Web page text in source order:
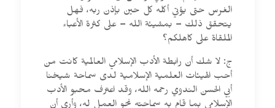
الغرس حتى يؤتي أكله كل حين بإذن ربه، فهل
يتحقق ذلك – بمشيئة الله – على كثرة الأعباء
الملقاة على كاهلكم؟
ج: لا شك أن رابطة الأدب الإسلامي العالمية كانت من
أحب الهيئات العلمية الإسلامية لدى سماحة شيخنا
أبي الحسن الندوي رحمه الله، وقد اعترف محبو الأدب